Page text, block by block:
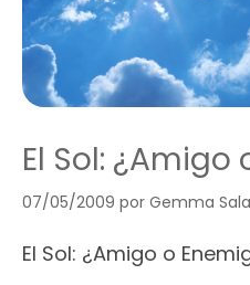
El Sol: ¿Amigo
07/05/2009 por Gemma
El Sol: ¿Amigo o